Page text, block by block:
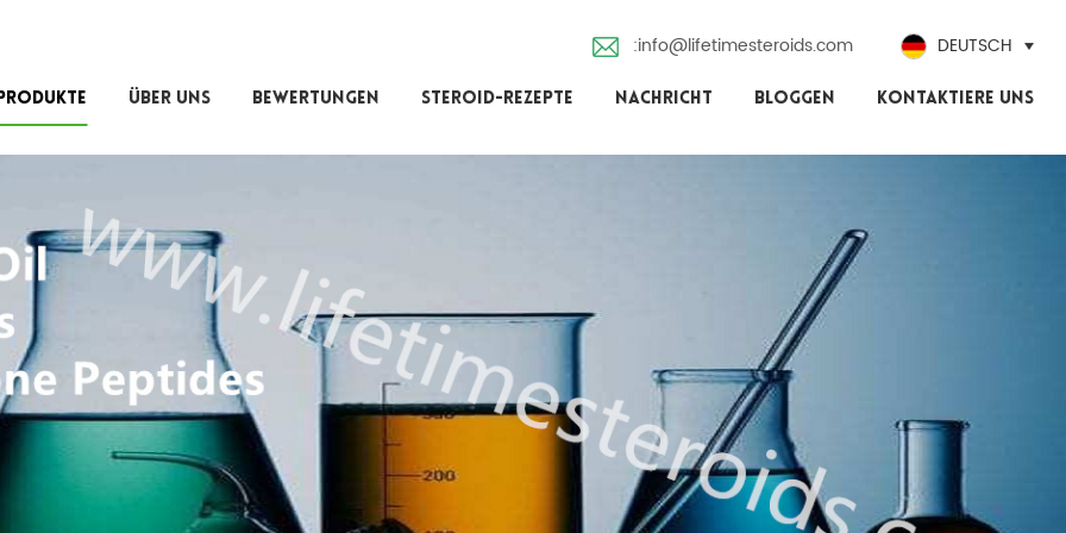
:info@lifetimesteroids.com DEUTSCH
ÜBER UNS BEWERTUNGEN STEROID-REZEPTE NACHRICHT BLOGGEN KONTAKTIERE UNS